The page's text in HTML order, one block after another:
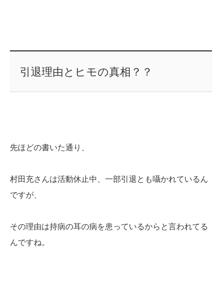
引退理由とヒモの真相？？
先ほどの書いた通り、
村田充さんは活動休止中、一部引退とも囁かれているん
ですが、
その理由は持病の耳の病を患っているからと言われてる
んですね。